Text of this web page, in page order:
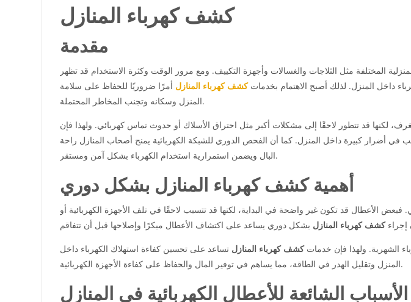
كشف كهرباء المنازل
مقدمة
المختلفة مثل الثلاجات والغسالات وأجهزة التكييف. ومع مرور الوقت وكثرة الاستخدام قد تظهر
داخل المنزل. لذلك أصبح الاهتمام بخدماتكشف كهرباء المنازل أمرًا ضروريًا للحفاظ على سلامة
المنزل وسكانه وتجنب المخاطر المحتملة.
لكنها قد تتطور لاحقًا إلى مشكلات أكبر مثل احتراق الأسلاك أو حدوث تماس كهربائي. ولهذا فإن
في أضرار كبيرة داخل المنزل. كما أن الفحص الدوري للشبكة الكهربائية يمنح أصحاب المنازل راحة
البال ويضمن استمرارية استخدام الكهرباء بشكل آمن ومستقر.
أهمية كشف كهرباء المنازل بشكل دوري
الأعطال قد تكون غير واضحة في البداية، لكنها قد تتسبب لاحقًا في تلف الأجهزة الكهربائية أو
إجراءكشف كهرباء المنازل
الشهرية. ولهذا فإن خدماتكشف كهرباء المنازل تساعد على تحسين كفاءة استهلاك الكهرباء داخل
المنزل وتقليل الهدر في الطاقة، مما يساهم في توفير المال والحفاظ على كفاءة الأجهزة الكهربائية.
الأسباب الشائعة للأعطال الكهربائية في المنازل